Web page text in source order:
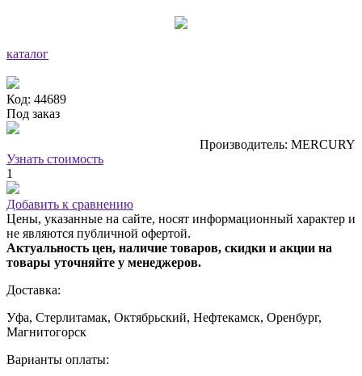
каталог
Код: 44689
Под заказ
Производитель: MERCURY
Узнать стоимость
1
Добавить к сравнению
Цены, указанные на сайте, носят информационный характер и
не являются публичной офертой.
Актуальность цен, наличие товаров, скидки и акции на
товары уточняйте у менеджеров.
Доставка:
Уфа, Стерлитамак, Октябрьский, Нефтекамск, Оренбург,
Магнитогорск
Варианты оплаты: